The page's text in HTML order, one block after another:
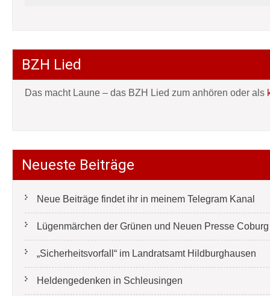
BZH Lied
Das macht Laune – das BZH Lied zum anhören oder als
Neueste Beiträge
Neue Beiträge findet ihr in meinem Telegram Kanal
Lügenmärchen der Grünen und Neuen Presse
„Sicherheitsvorfall“ im Landratsamt Hildburghausen
Heldengedenken in Schleusingen